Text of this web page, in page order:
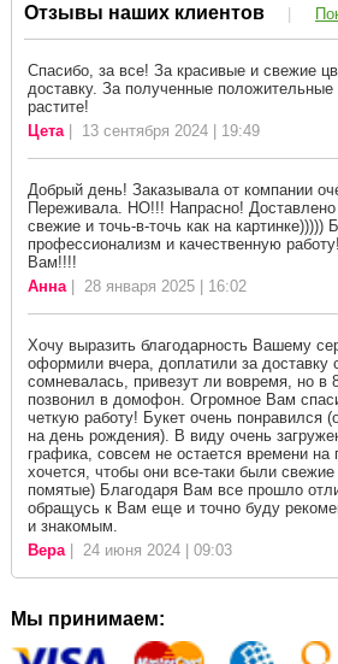
Отзывы наших клиентов |
Спасибо, за все! За красивые и свежие
доставку. За полученные
растите!
Цета| 13 сентября 2024 | 19:49
Добрый день! Заказывала от компании
Переживала. НО!!! Напрасно!
свежие и точь-в-точь как на картинке)))))
профессионализм и качественную
Вам!!!!
Анна| 28 января 2025 | 16:02
Хочу выразить благодарность Вашему
оформили вчера, доплатили за доставку
сомневалась, привезут ли вовремя, но в
позвонил в домофон. Огромное Вам
четкую работу! Букет очень понравился
на день рождения). В виду очень
графика, совсем не остается времени на
хочется, чтобы они все-таки были
помятые) Благодаря Вам все прошло
обращусь к Вам еще и точно буду
и знакомым.
Вера| 24 июня 2024 | 09:03
Мы принимаем: